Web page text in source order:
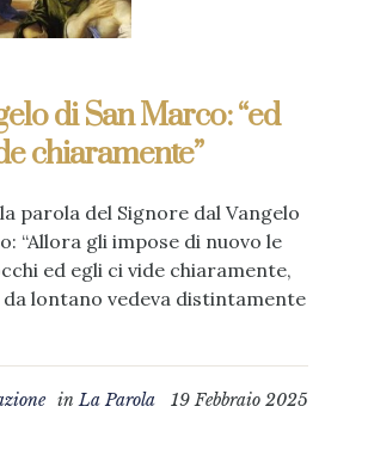
di San Marco: “ed
chiaramente”
parola del Signore dal Vangelo
“Allora gli impose di nuovo le
ed egli ci vide chiaramente,
lontano vedeva distintamente
19 Febbraio 2025
inLa Parola